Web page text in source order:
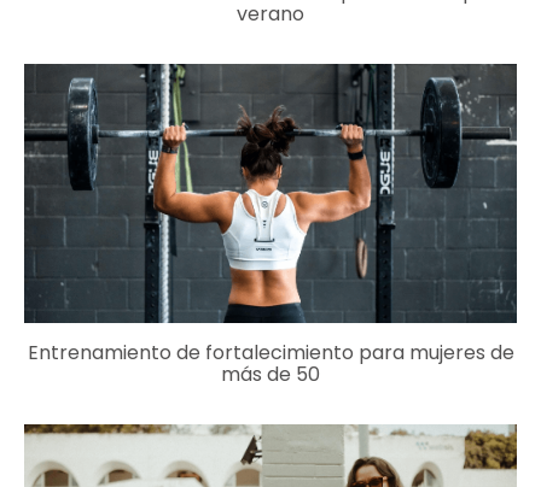
verano
Entrenamiento de fortalecimiento para mujeres de
más de 50